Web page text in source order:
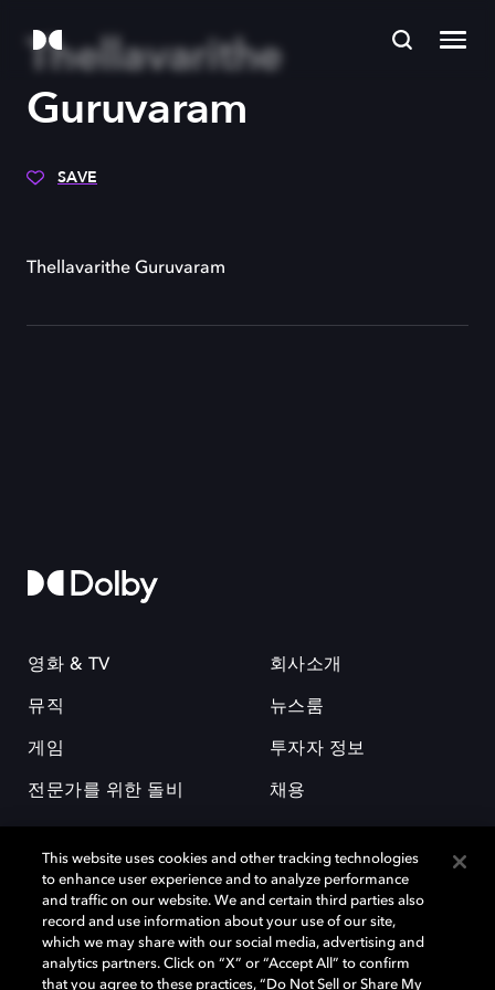
Thellavarithe
Guruvaram
SAVE
Thellavarithe Guruvaram
영화 & TV
뮤직
게임
전문가를 위한 돌비
회사소개
뉴스룸
투자자 정보
채용
돌비(Dolby)와 double-D 심볼은 미국 및 기타 국가 돌비래버러토리스
(Dolby Laboratories, Inc.)의 등록 및 미등록 상표이다. 그 밖에 다른 자료에
This website uses cookies and other tracking technologies
to enhance user experience and to analyze performance
and traffic on our website. We and certain third parties also
record and use information about your use of our site,
which we may share with our social media, advertising and
analytics partners. Click on “X” or “Accept All” to confirm
that you agree to these practices, “Do Not Sell or Share My